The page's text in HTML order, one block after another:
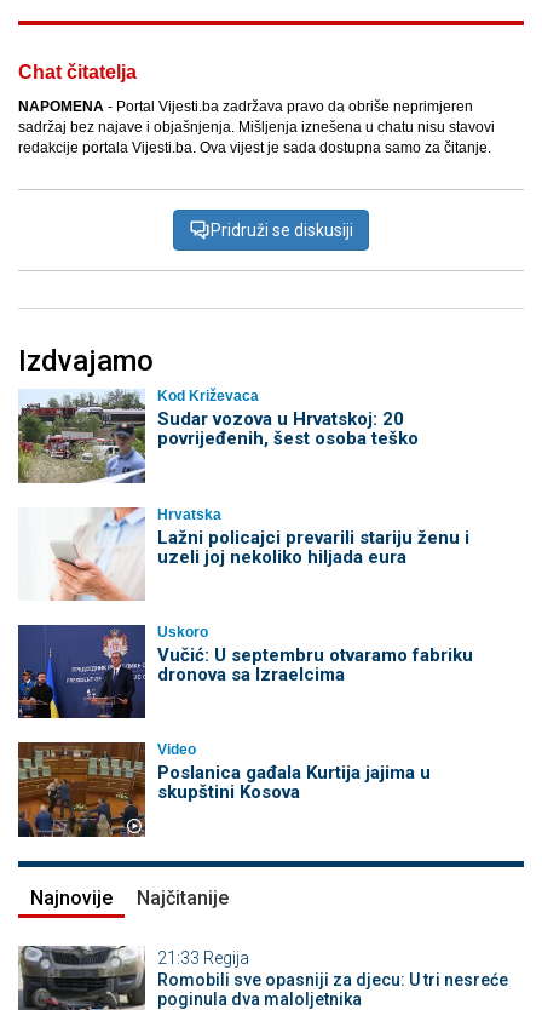
Chat čitatelja
NAPOMENA - Portal Vijesti.ba zadržava pravo da obriše neprimjeren
sadržaj bez najave i objašnjenja. Mišljenja iznešena u chatu nisu stavovi
redakcije portala Vijesti.ba. Ova vijest je sada dostupna samo za čitanje.
Pridruži se diskusiji
Izdvajamo
Kod Križevaca
Sudar vozova u Hrvatskoj: 20
povrijeđenih, šest osoba teško
Hrvatska
Lažni policajci prevarili stariju ženu i
uzeli joj nekoliko hiljada eura
Uskoro
Vučić: U septembru otvaramo fabriku
dronova sa Izraelcima
Video
Poslanica gađala Kurtija jajima u
skupštini Kosova
Najnovije Najčitanije
21:33 Regija
Romobili sve opasniji za djecu: U tri nesreće
poginula dva maloljetnika